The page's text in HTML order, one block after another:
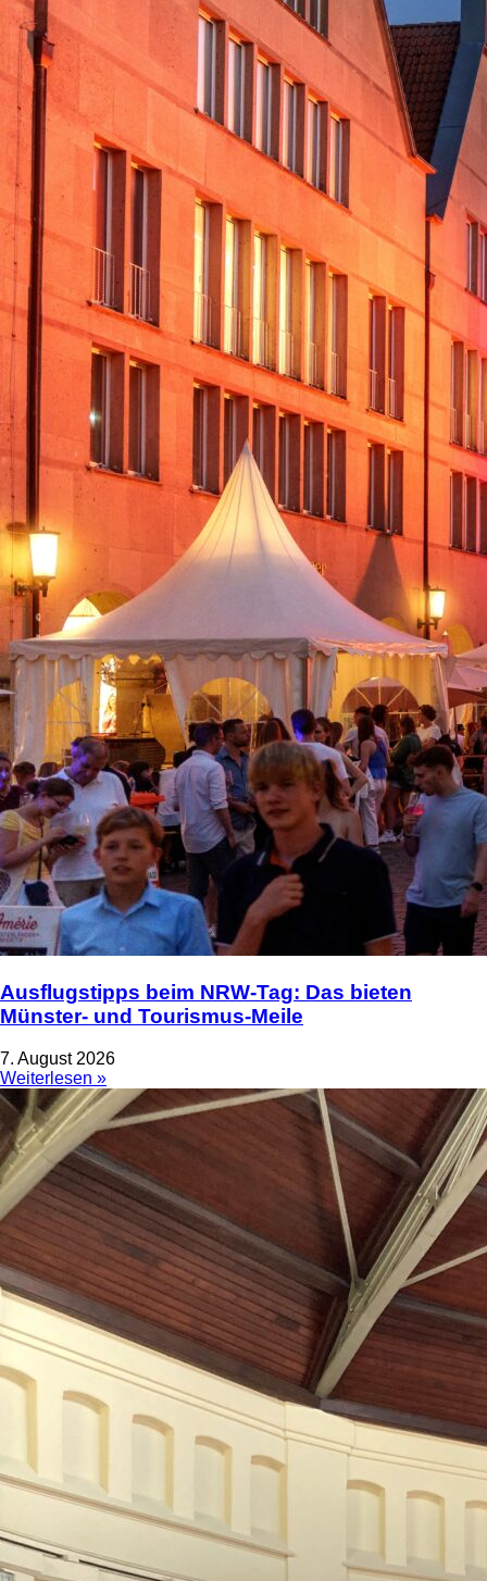
Ausflugstipps beim NRW-Tag: Das bieten
Münster- und Tourismus-Meile
7. August 2026
Weiterlesen »